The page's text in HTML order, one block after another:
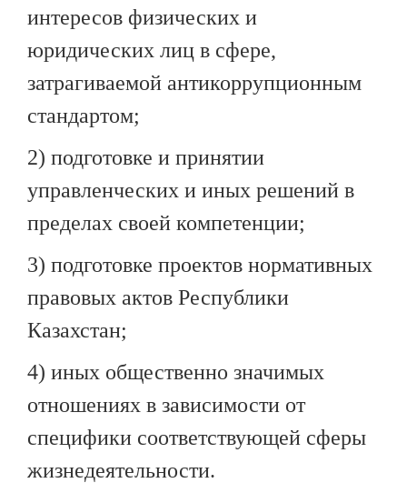
интересов физических и
юридических лиц в сфере,
затрагиваемой антикоррупционным
стандартом;
2) подготовке и принятии
управленческих и иных решений в
пределах своей компетенции;
3) подготовке проектов нормативных
правовых актов Республики
Казахстан;
4) иных общественно значимых
отношениях в зависимости от
специфики соответствующей сферы
жизнедеятельности.